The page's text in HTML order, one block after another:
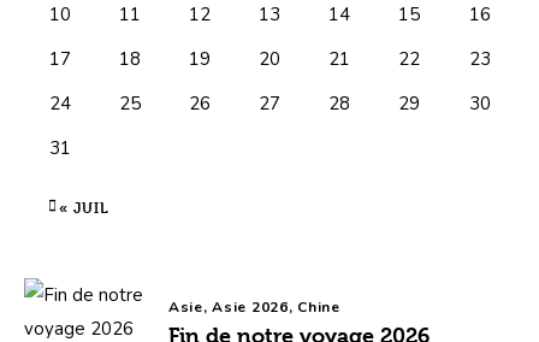
10
11 12 13 14 15
16
17
18 19 20 21 22
23
24
25 26 27 28 29
30
31
« JUIL
Asie,Asie 2026, Chine
Fin de notre voyage 2026